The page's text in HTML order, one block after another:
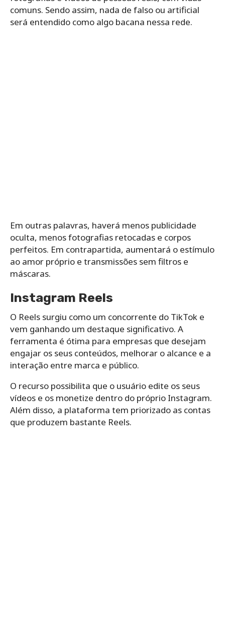
comuns. Sendo assim, nada de falso ou artificial
será entendido como algo bacana nessa rede.
Em outras palavras, haverá menos publicidade
oculta, menos fotografias retocadas e corpos
perfeitos. Em contrapartida, aumentará o estímulo
ao amor próprio e transmissões sem filtros e
máscaras.
Instagram Reels
O Reels surgiu como um concorrente do TikTok e
vem ganhando um destaque significativo. A
ferramenta é ótima para empresas que desejam
engajar os seus conteúdos, melhorar o alcance e a
interação entre marca e público.
O recurso possibilita que o usuário edite os seus
vídeos e os monetize dentro do próprio Instagram.
Além disso, a plataforma tem priorizado as contas
que produzem bastante Reels.